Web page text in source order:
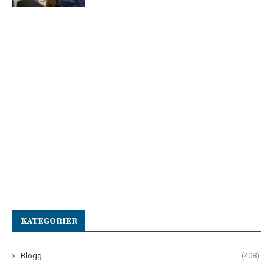
KATEGORIER
Blogg (408)